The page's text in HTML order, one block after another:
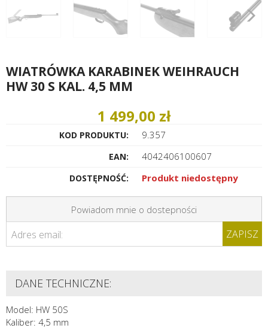
WIATRÓWKA KARABINEK WEIHRAUCH
HW 30 S KAL. 4,5 MM
1 499,00 zł
KOD PRODUKTU: 9.357
EAN: 4042406100607
DOSTĘPNOŚĆ: Produkt niedostępny
Powiadom mnie o dostepności
Adres email: ZAPISZ
DANE TECHNICZNE:
Model: HW 50S
Kaliber: 4,5 mm